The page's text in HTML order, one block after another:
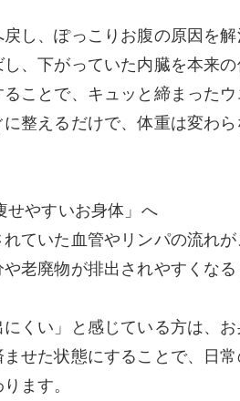
戻し、ぽっこりお腹の原因を解
し、下がっていた内臓を本来
ることで、キュッと締まった
整えるだけで、体重は変わ
やすいお身体」へ
ていた血管やリンパの流れ
老廃物が排出されやすくなる
にくい」と感じている方は、
せた状態にすることで、日
ます。